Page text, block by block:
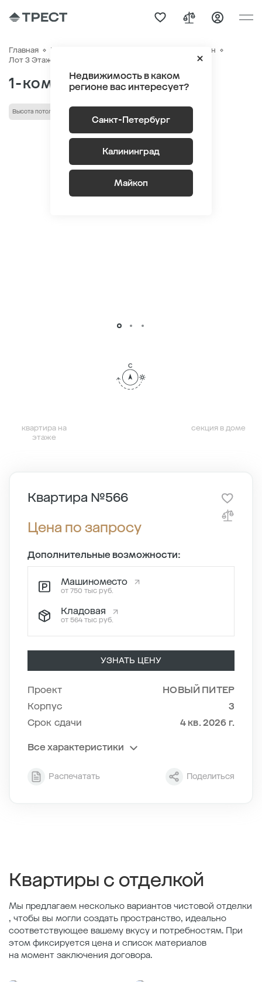
Недвижимость в каком
регионе вас интересует?
Санкт-Петербург
Калининград
Майкоп
Главная Квартиры
Генплан
Лот 3 Этаж 7
1-комнатная 32.86 м2
Высота потолка 2.75 м
квартира на
этаже
секция в доме
Квартира №566
Цена по запросу
Дополнительные возможности:
Машиноместо
от 750 тыс руб.
Кладовая
от 564 тыс руб.
УЗНАТЬ ЦЕНУ
Проект
НОВЫЙ ПИТЕР
Корпус
3
Срок сдачи
4 кв. 2026 г.
Все характеристики
Секция
10
Распечатать Поделиться
Квартиры с отделкой
Мы предлагаем несколько вариантов чистовой отделки
, чтобы вы могли создать пространство, идеально
соответствующее вашему вкусу и потребностям. При
этом фиксируется цена и список материалов
на момент заключения договора.